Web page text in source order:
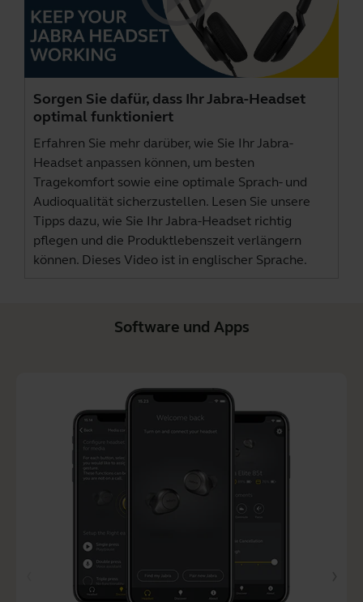
Sorgen Sie dafür, dass Ihr Jabra-Headset
optimal funktioniert
Erfahren Sie mehr darüber, wie Sie Ihr Jabra-
Headset anpassen können, um besten
Tragekomfort sowie eine optimale Sprach- und
Audioqualität sicherzustellen. Lesen Sie unsere
Tipps dazu, wie Sie Ihr Jabra-Headset richtig
pflegen und die Produktlebenszeit verlängern
können. Dieses Video ist in englischer Sprache.
Software und Apps